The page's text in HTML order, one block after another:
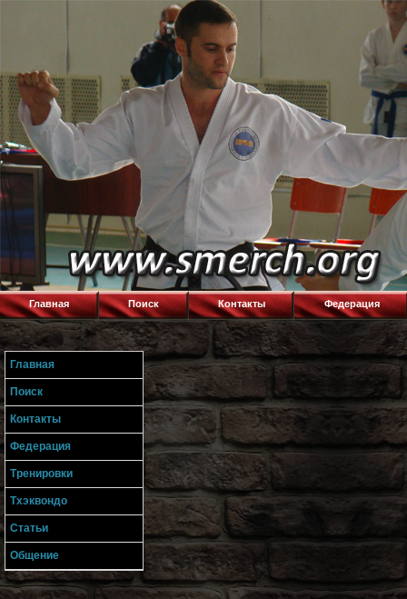
Главная Поиск Контакты Федерация
Главная
Поиск
Контакты
Федерация
Тренировки
Тхэквондо
Статьи
Общение